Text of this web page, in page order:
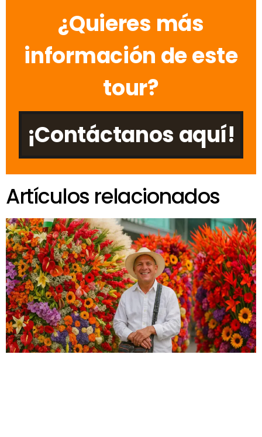
¿Quieres más
información de este
tour?
¡Contáctanos aquí!
Artículos relacionados